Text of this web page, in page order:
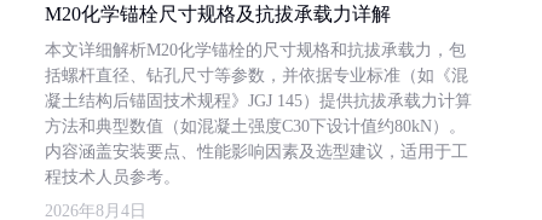
M20化学锚栓尺寸规格及抗拔承载力详解
本文详细解析M20化学锚栓的尺寸规格和抗拔承载力，包
括螺杆直径、钻孔尺寸等参数，并依据专业标准（如《混
凝土结构后锚固技术规程》JGJ 145）提供抗拔承载力计算
方法和典型数值（如混凝土强度C30下设计值约80kN）。
内容涵盖安装要点、性能影响因素及选型建议，适用于工
程技术人员参考。
2026年8月4日